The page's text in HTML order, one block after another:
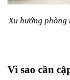
Xu hướng phòng
Vì sao cần